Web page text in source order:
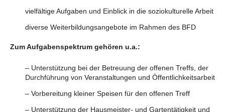
vielfältige Aufgaben und Einblick in die soziokulturelle Arbeit
diverse Weiterbildungsangebote im Rahmen des BFD
Zum Aufgabenspektrum gehören u.a.:
– Unterstützung bei der Betreuung der offenen Treffs, der
Durchführung von Veranstaltungen und Öffentlichkeitsarbeit
– Vorbereitung kleiner Speisen für den offenen Treff
– Unterstützung der Hausmeister- und Gartentätigkeit und